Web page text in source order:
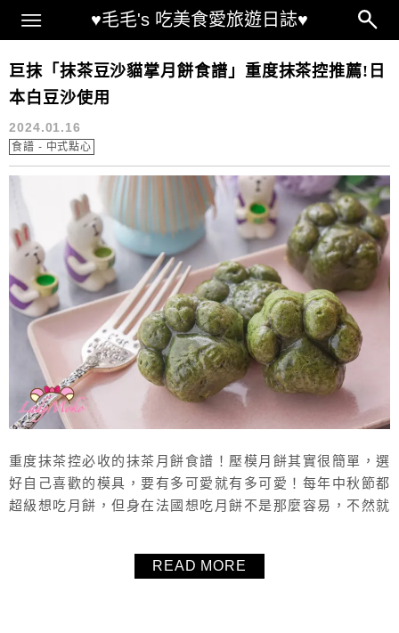
♥毛毛's 吃美食愛旅遊日誌♥
Main Menu
抹茶月餅 食譜
巨抹「抹茶豆沙貓掌月餅食譜」重度抹茶控推薦!日
本白豆沙使用
2024.01.16
食譜 - 中式點心
重度抹茶控必收的抹茶月餅食譜！壓模月餅其實很簡單，選
好自己喜歡的模具，要有多可愛就有多可愛！每年中秋節都
超級想吃月餅，但身在法國想吃月餅不是那麼容易，不然就
好玩太喜歡了，以後中秋節就可以快速做出應景的月餅了，
READ MORE